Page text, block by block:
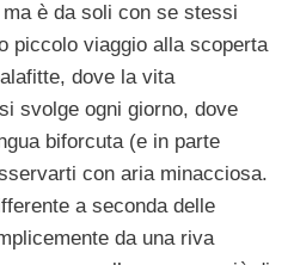
ma è da soli con se stessi
piccolo viaggio alla scoperta
dove la vita
svolge ogni giorno, dove
biforcuta (e in parte
con aria minacciosa.
a seconda delle
da una riva